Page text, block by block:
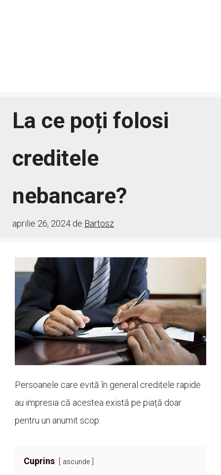
La ce poți folosi
creditele
nebancare?
aprilie 26, 2024 de Bartosz
Persoanele care evită în general creditele rapide
au impresia că acestea există pe piață doar
pentru un anumit scop.
Cuprins ascunde